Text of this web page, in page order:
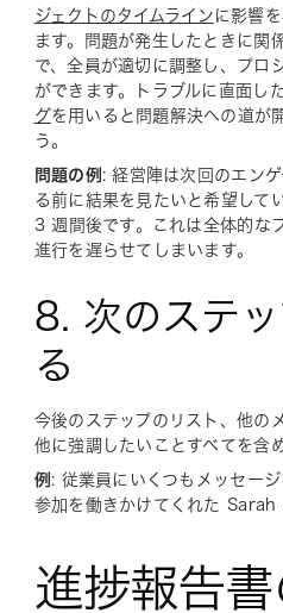
ジェクトのタイムライン に影響
ます。問題が発生したときに関
で、全員が適切に調整し、プロ
ができます。トラブルに直面し
グを用いると問題解決への道が
う。
問題の例 : 経営陣は次回のエン
る前に結果を見たいと希望して
3 週間後です。これは全体的な
進行を遅らせてしまいます。
8. 次のステ
る
今後のステップのリスト、他の
他に強調したいことすべてを含
例 : 従業員にいくつもメッセー
参加を働きかけてくれた Sarah
進捗報告